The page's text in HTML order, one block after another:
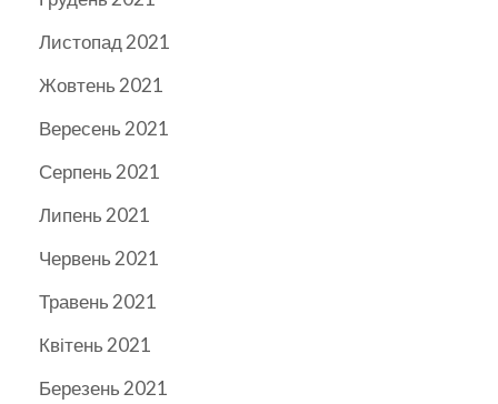
Листопад 2021
Жовтень 2021
Вересень 2021
Серпень 2021
Липень 2021
Червень 2021
Травень 2021
Квітень 2021
Березень 2021